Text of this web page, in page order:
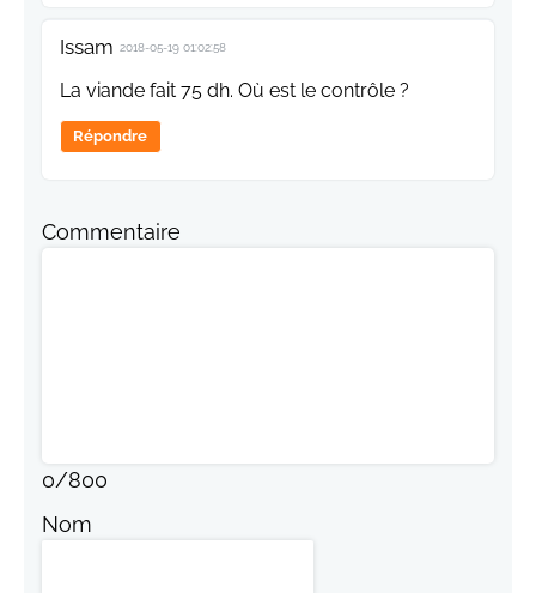
Issam 2018-05-19 01:02:58
La viande fait 75 dh. Où est le contrôle ?
Répondre
Commentaire
0/800
Nom